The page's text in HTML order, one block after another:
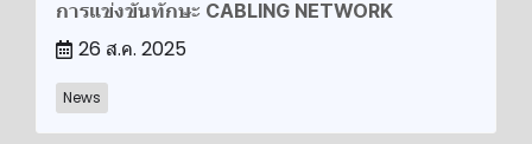
การแข่งขันทักษะ CABLING NETWORK
26 ส.ค. 2025
News